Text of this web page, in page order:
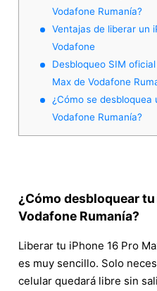
Vodafone Rumanía?
Ventajas de liberar un
Vodafone
Desbloqueo SIM
Max de Vodafone
¿Cómo se desbloquea
Vodafone Rumanía?
¿Cómo desbloquear
Vodafone Rumanía?
Liberar tu iPhone 16 Pro
es muy sencillo. Solo
celular quedará libre sin